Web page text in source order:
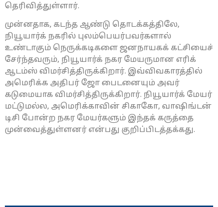
தெரிவித்துள்ளார்.
முன்னதாக, கடந்த ஆண்டு தொடக்கத்திலே,
நியூயார்க் நகரில் புலம்பெயர்பவர்களால்
உண்டாகும் நெருக்கடிகளை ஜனநாயகக் கட்சியைச்
சேர்ந்தவரும், நியூயார்க் நகர மேயருமான எரிக்
ஆடம்ஸ் விமர்சித்திருக்கிறார். இவ்விவகாரத்தில்
அமெரிக்க அதிபர் ஜோ பைடனையும் அவர்
கடுமையாக விமர்சித்திருக்கிறார். நியூயார்க் மேயர்
மட்டுமல்ல, அமெரிக்காவின் சிகாகோ, வாஷிங்டன்
டிசி போன்ற நகர மேயர்களும் இந்தக் கருத்தை
முன்வைத்துள்ளனர் என்பது குறிப்பிடத்தக்கது.